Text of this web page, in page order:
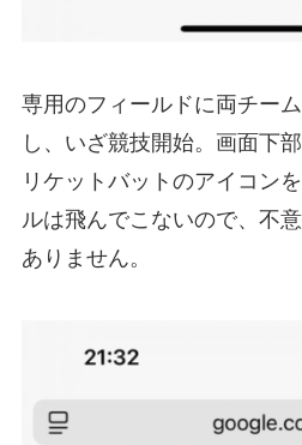
専用のフィールドに両チー
し、いざ競技開始。画面下
リケットバットのアイコン
ルは飛んでこないので、不
ありません。